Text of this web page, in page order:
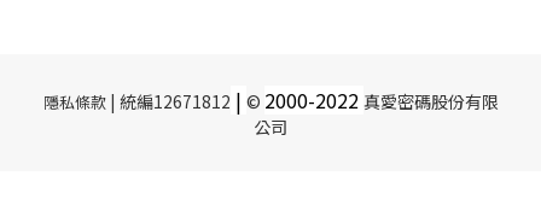
隱私條款| 統編12671812 | © 2000-2022 真愛密碼股份有限
公司